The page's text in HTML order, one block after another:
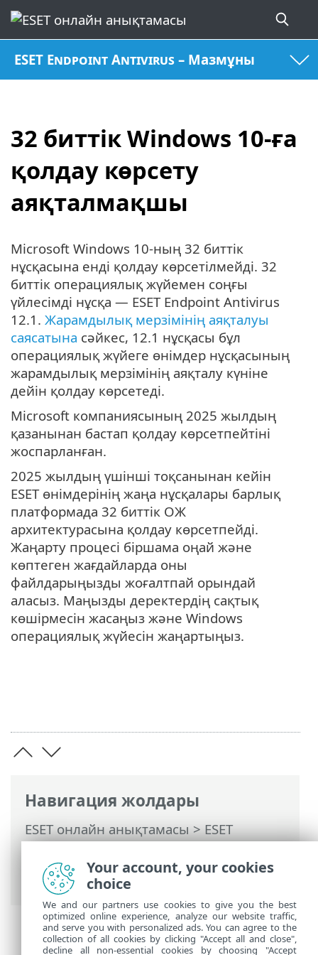
ESET Endpoint Antivirus – Мазмұны
32 биттік Windows 10-ға
қолдау көрсету
аяқталмақшы
Навигация жолдары
ESET онлайн анықтамасы>ESET
Endpoint Antivirus>Сипаттамалар >
Жүйе талаптары> 32 биттік Windows
10-ға қолдау көрсету аяқталмақшы
Microsoft Windows 10-ның 32 биттік
нұсқасына енді қолдау көрсетілмейді. 32
биттік операциялық жүйемен соңғы
үйлесімді нұсқа — ESET Endpoint Antivirus
12.1. Жарамдылық мерзімінің аяқталуы
саясатына сәйкес, 12.1 нұсқасы бұл
операциялық жүйеге өнімдер нұсқасының
жарамдылық мерзімінің аяқталу күніне
дейін қолдау көрсетеді.
Microsoft компаниясының 2025 жылдың
қазанынан бастап қолдау көрсетпейтіні
жоспарланған.
2025 жылдың үшінші тоқсанынан кейін
ESET өнімдерінің жаңа нұсқалары барлық
платформада 32 биттік ОЖ
архитектурасына қолдау көрсетпейді.
Жаңарту процесі біршама оңай және
көптеген жағдайларда оны
файлдарыңызды жоғалтпай орындай
аласыз. Маңызды деректердің сақтық
көшірмесін жасаңыз және Windows
операциялық жүйесін жаңартыңыз.
Your account, your cookies
choice
We and our partners use cookies to give you the best
optimized online experience, analyze our website traffic,
and serve you with personalized ads. You can agree to the
collection of all cookies by clicking "Accept all and close",
decline all non-essential cookies by choosing "Accept